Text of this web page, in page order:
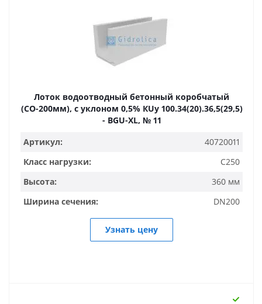
Лоток водоотводный бетонный коробчатый
(СО-200мм), с уклоном 0,5% КUу 100.34(20).36,5(29,5)
- BGU-XL, № 11
Артикул:
40720011
Класс нагрузки:
C250
Высота:
360 мм
Ширина сечения:
DN200
Узнать цену